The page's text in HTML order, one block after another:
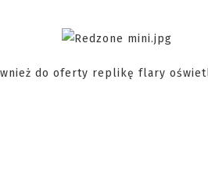
do oferty replikę flary